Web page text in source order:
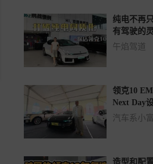
纯电不再
有驾驶的
10
午焰驾道
领克10
Next Day
体设计和
汽车系小
造型和配